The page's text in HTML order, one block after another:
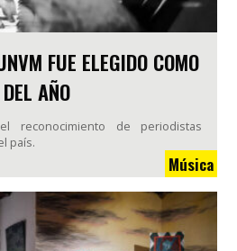
FUE ELEGIDO COMO
AÑO
reconocimiento de periodistas
país.
Música